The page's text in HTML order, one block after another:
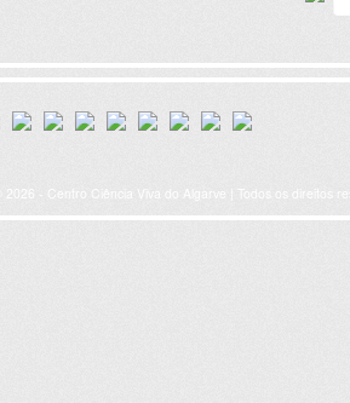
© 2026 - Centro Ciência Viva do Algarve | Todos os direitos